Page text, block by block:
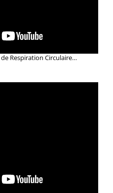
de Respiration Circulaire…